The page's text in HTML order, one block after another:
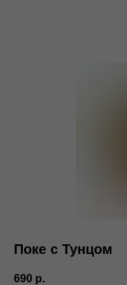
Поке с Тунцом
690 р.